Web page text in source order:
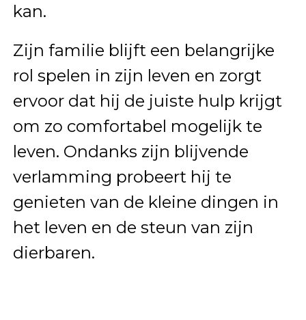
kan.
Zijn familie blijft een belangrijke
rol spelen in zijn leven en zorgt
ervoor dat hij de juiste hulp krijgt
om zo comfortabel mogelijk te
leven. Ondanks zijn blijvende
verlamming probeert hij te
genieten van de kleine dingen in
het leven en de steun van zijn
dierbaren.